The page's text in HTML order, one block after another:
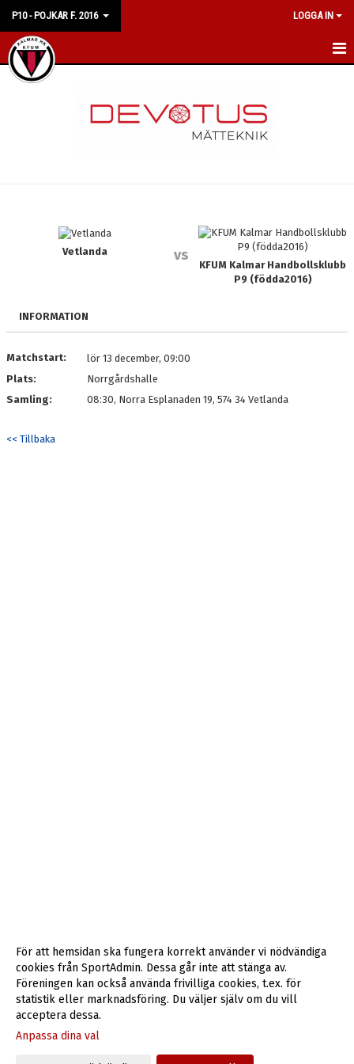
P10 - POJKAR F. 2016 LOGGA IN
HEM
BILDGALLERI
KONTAKT
Vetlanda vs
KFUM Kalmar Handbollsklubb
P9 (födda2016)
INFORMATION
Matchstart:
lör 13 december, 09:00
Plats:
Norrgårdshalle
Samling:
08:30, Norra Esplanaden 19, 574 34 Vetlanda
<< Tillbaka
Gå till Webbversion
För att hemsidan ska fungera korrekt använder vi nödvändiga
cookies från SportAdmin. Dessa går inte att stänga av.
Föreningen kan också använda frivilliga cookies, t.ex. för
statistik eller marknadsföring. Du väljer själv om du vill
acceptera dessa.
Anpassa dina val